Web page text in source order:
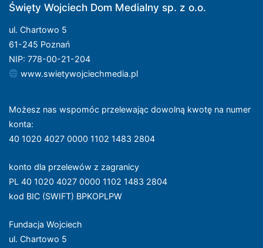
Święty Wojciech Dom Medialny sp. z o.o.
ul. Chartowo 5
61-245 Poznań
NIP: 778-00-21-204
www.swietywojciechmedia.pl
Możesz nas wspomóc przelewając dowolną kwotę na numer
konta:
40 1020 4027 0000 1102 1483 2804
konto dla przelewów z zagranicy
PL 40 1020 4027 0000 1102 1483 2804
kod BIC (SWIFT) BPKOPLPW
Fundacja Wojciech
ul. Chartowo 5